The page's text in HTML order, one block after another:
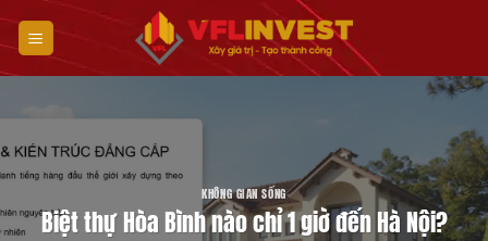
qua
nội
KHÔNG GIAN SỐNG
Biệt thự Hòa Bình nào chỉ 1 giờ đến Hà Nội?